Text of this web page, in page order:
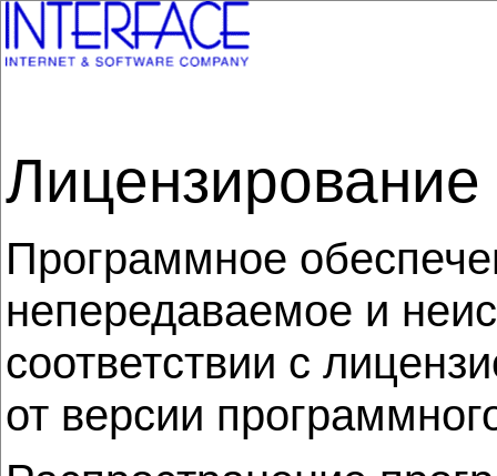
Программное
непередаваемое и
соответствии с
от версии